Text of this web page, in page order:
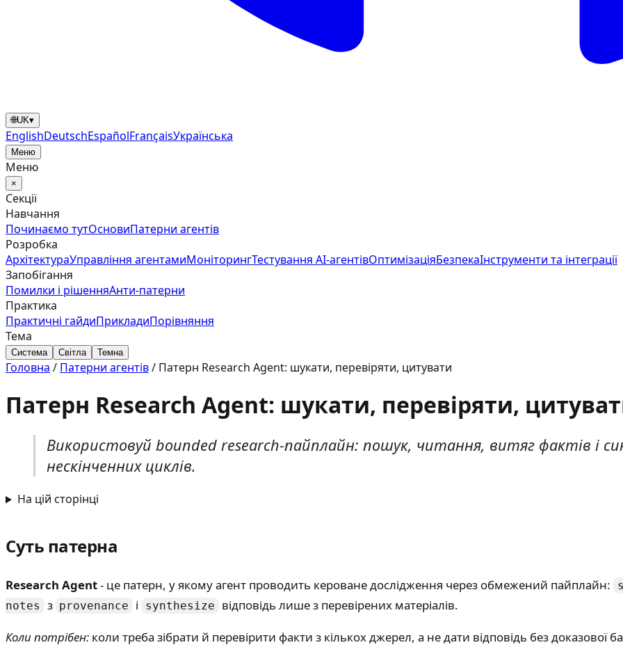
🌐UK▾
EnglishDeutschEspañolFrançaisУкраїнська
Меню
Меню
×
Секції
Навчання
Починаємо тутОсновиПатерни агентів
Розробка
АрхітектураУправління агентамиМоніторингТестування AI-агентівОптимізаціяБезпекаІнструменти та інтеграції
Запобігання
Помилки і рішенняАнти‑патерни
Практика
Практичні гайдиПрикладиПорівняння
Тема
Система Світла Темна
Головна / Патерни агентів/ Патерн Research Agent: шукати, перевіряти, цитувати
Патерн Research Agent: шукати, перевіряти,
Використовуй bounded research-пайплайн: пошук, читання, витяг фактів і
нескінченних циклів.
На цій сторінці
Суть патерна
Research Agent- це патерн, у якому агент проводить кероване дослідження через обмежений пайплайн:
notes
з provenance і synthesize
відповідь лише з перевірених матеріалів.
Коли потрібен: коли треба зібрати й перевірити факти з кількох джерел, а не дати відповідь без доказової